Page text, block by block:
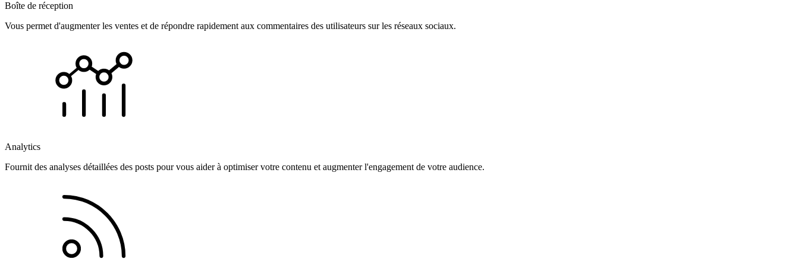
Boîte de réception
Vous permet d'augmenter les ventes et de répondre rapidement aux commentaires des utilisateurs sur les réseaux sociaux.
Analytics
Fournit des analyses détaillées des posts pour vous aider à optimiser votre contenu et augmenter l'engagement de votre audience.